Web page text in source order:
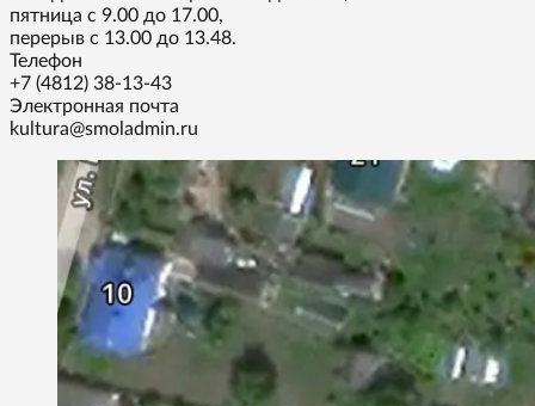
пятница с 9.00 до 17.00,
перерыв с 13.00 до 13.48.
Телефон
+7 (4812) 38-13-43
Электронная почта
kultura@smoladmin.ru